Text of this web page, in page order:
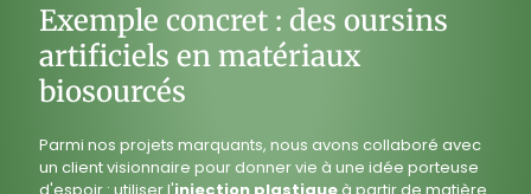
Exemple concret : des oursins
artificiels en matériaux
biosourcés
Parmi nos projets marquants, nous avons collaboré avec
un client visionnaire pour donner vie à une idée porteuse